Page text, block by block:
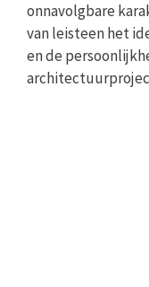
onnavolgbare
van leisteen het
en de